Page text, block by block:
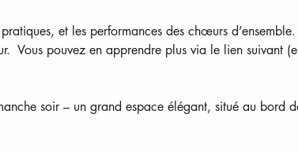
et les performances des chœurs
Vous pouvez en apprendre plus via le lien suivant
soir – un grand espace élégant, situé au bord